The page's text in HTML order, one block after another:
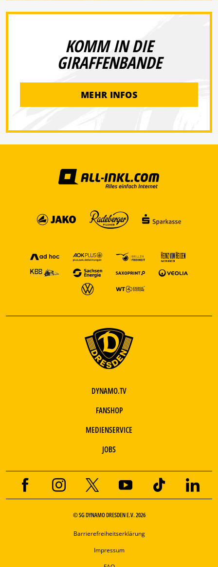
KOMM IN DIE
GIRAFFENBANDE
MEHR INFOS
DYNAMO.TV
FANSHOP
MEDIENSERVICE
JOBS
© SG DYNAMO DRESDEN E.V. 2026
Barrierefreiheitserklärung
Impressum